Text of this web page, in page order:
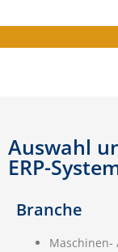
Auswahl
ERP-
Branche
Maschinen-